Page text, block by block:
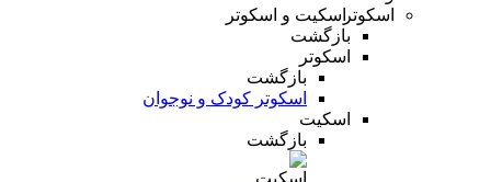
اسکیت و اسکوتر
بازگشت
اسکوتر
بازگشت
اسکوتر کودک و نوجوان
اسکیت
بازگشت